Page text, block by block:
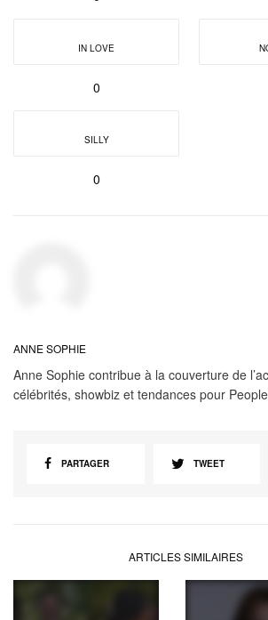
IN LOVE
0
SILLY
0
ANNE SOPHIE
Anne Sophie contribue à la couverture de
célébrités, showbiz et tendances pour
PARTAGER TWEET
ARTICLES SIMILAIRES